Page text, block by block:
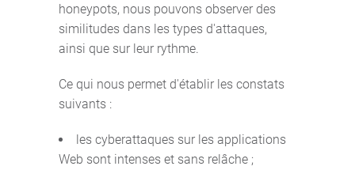
honeypots, nous pouvons observer des
similitudes dans les types d'attaques,
ainsi que sur leur rythme.
Ce qui nous permet d'établir les constats
suivants :
les cyberattaques sur les applications
Web sont intenses et sans relâche ;